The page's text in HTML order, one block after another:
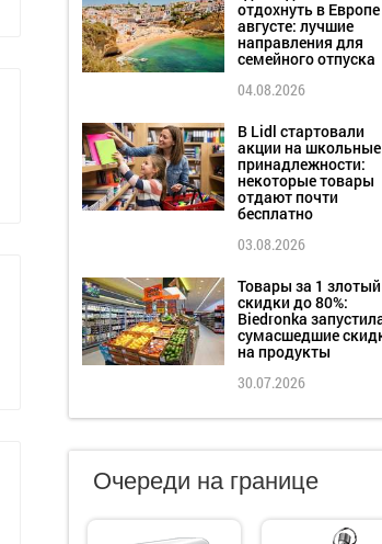
отдохнуть в
августе: лучшие
направления для
семейного отпуска
04.08.2026
В Lidl стартовали
акции на школьные
принадлежности:
некоторые товары
отдают почти
бесплатно
03.08.2026
Товары за 1
скидки до 80%:
Biedronka
сумасшедшие
на продукты
30.07.2026
Очереди на границе